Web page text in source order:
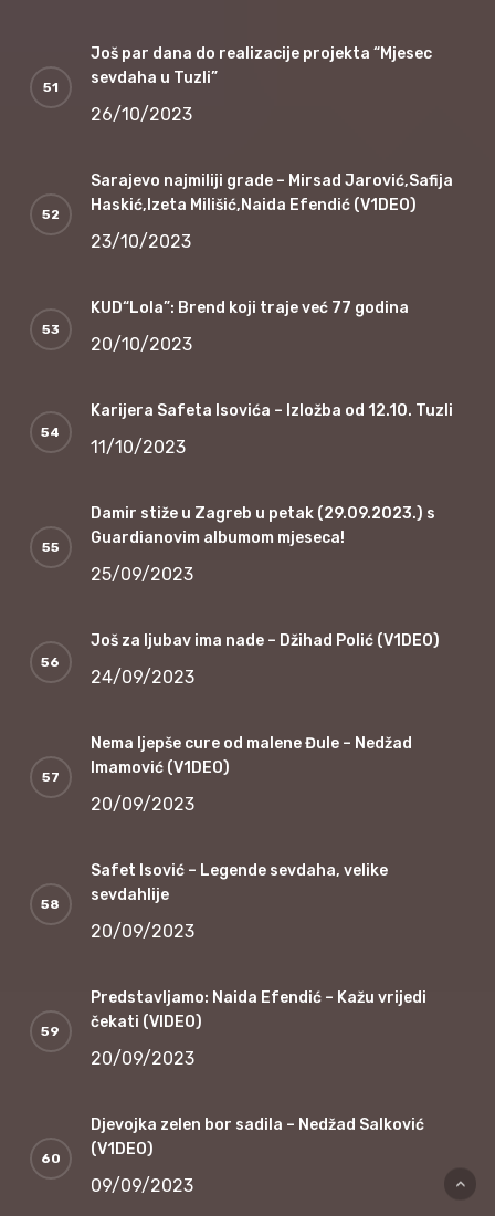
Još par dana do realizacije projekta “Mjesec
sevdaha u Tuzli”
26/10/2023
Sarajevo najmiliji grade – Mirsad Jarović,Safija
Haskić,Izeta Milišić,Naida Efendić (V1DEO)
23/10/2023
KUD“Lola”: Brend koji traje već 77 godina
20/10/2023
Karijera Safeta Isovića – Izložba od 12.10. Tuzli
11/10/2023
Damir stiže u Zagreb u petak (29.09.2023.) s
Guardianovim albumom mjeseca!
25/09/2023
Još za ljubav ima nade – Džihad Polić (V1DEO)
24/09/2023
Nema ljepše cure od malene Đule – Nedžad
Imamović (V1DEO)
20/09/2023
Safet Isović – Legende sevdaha, velike
sevdahlije
20/09/2023
Predstavljamo: Naida Efendić – Kažu vrijedi
čekati (VIDEO)
20/09/2023
Djevojka zelen bor sadila – Nedžad Salković
(V1DEO)
09/09/2023